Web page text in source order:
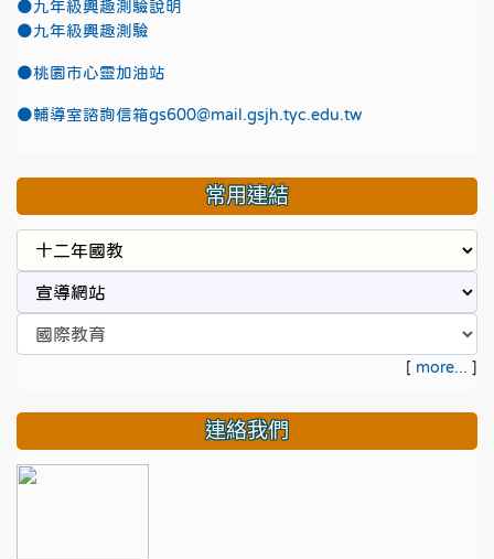
●九年級興趣測驗說明
●九年級興趣測驗
●桃園市心靈加油站
●輔導室諮詢信箱gs600@mail.gsjh.tyc.edu.tw
常用連結
[ more... ]
連絡我們